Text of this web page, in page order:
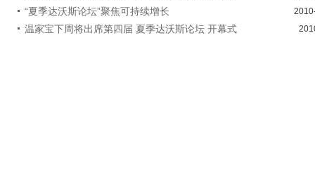
“夏季达沃斯论坛”聚焦可持续增长
温家宝下周将出席第四届 夏季达沃斯论坛 开幕式